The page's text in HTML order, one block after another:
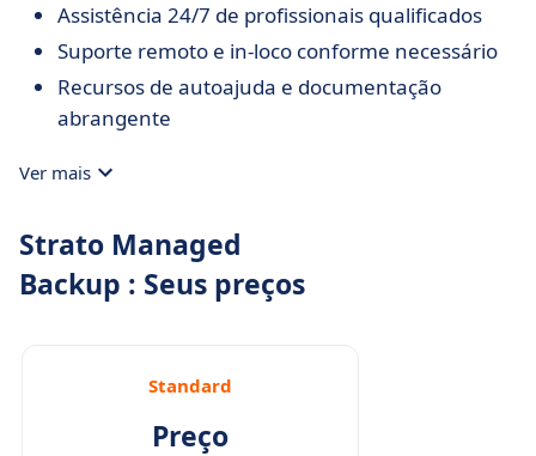
Assistência 24/7 de profissionais qualificados
Suporte remoto e in-loco conforme necessário
Recursos de autoajuda e documentação
abrangente
Ver mais
Strato Managed
Backup : Seus preços
Standard
Preço